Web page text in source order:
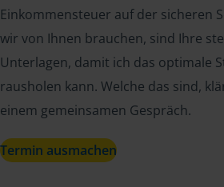
Einkommensteuer auf der sicheren
wir von Ihnen brauchen, sind Ihre
Unterlagen, damit ich das optimale
rausholen kann. Welche das sind,
einem gemeinsamen Gespräch.
Termin ausmachen